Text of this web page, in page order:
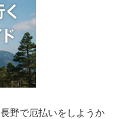
野で厄払いをしようか